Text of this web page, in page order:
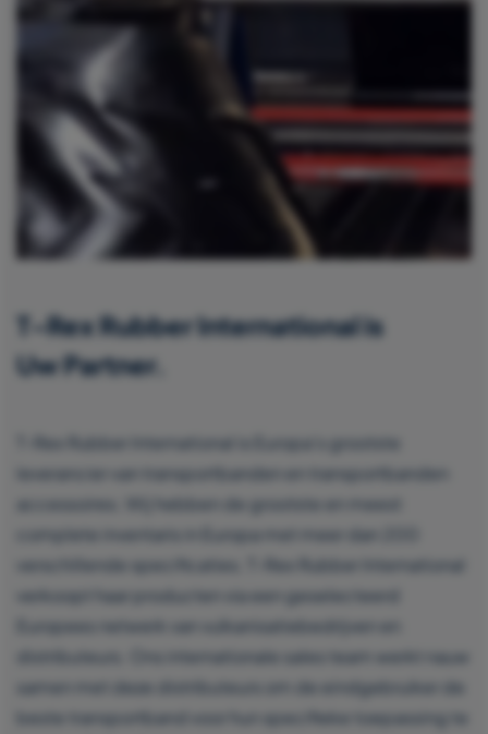
T-Rex Rubber International is
Uw Partner.
T-Rex Rubber International is Europa’s grootste
leverancier van transportbanden en transportbanden
accessoires. Wij hebben de grootste en meest
complete inventaris in Europa met meer dan 200
verschillende specificaties. T-Rex Rubber International
verkoopt haar producten via een geselecteerd
Europees netwerk van vulkanisatiebedrijven en
distributeurs. Ons internationale sales team werkt nauw
samen met deze distributeurs om de eindgebruiker de
beste transportband voor hun specifieke toepassing te